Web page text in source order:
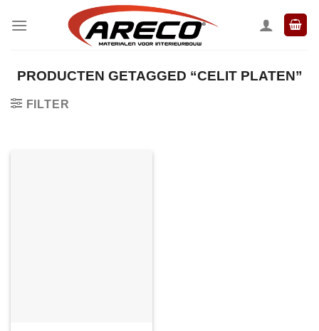
naar
PRODUCTEN GETAGGED “CELIT PLATEN”
FILTER